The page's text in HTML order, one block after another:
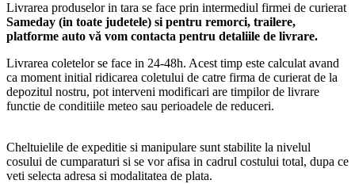
Livrarea produselor in tara se face prin intermediul firmei de curierat
Sameday (in toate judetele) si pentru remorci, trailere,
platforme auto vă vom contacta pentru detaliile de livrare.
Livrarea coletelor se face in 24-48h. Acest timp este calculat avand
ca moment initial ridicarea coletului de catre firma de curierat de la
depozitul nostru, pot interveni modificari are timpilor de livrare
functie de conditiile meteo sau perioadele de reduceri.
Cheltuielile de expeditie si manipulare sunt stabilite la nivelul
cosului de cumparaturi si se vor afisa in cadrul costului total, dupa ce
veti selecta adresa si modalitatea de plata.